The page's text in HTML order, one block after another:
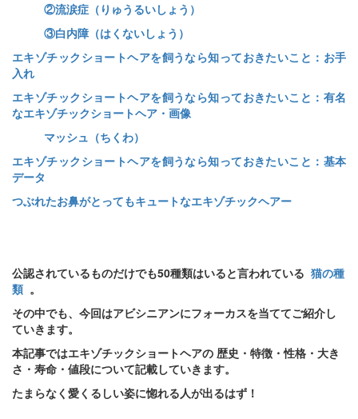
②流涙症（りゅうるいしょう）
③白内障（はくないしょう）
エキゾチックショートヘアを飼うなら知っておきたいこと：お手
入れ
エキゾチックショートヘアを飼うなら知っておきたいこと：有名
なエキゾチックショートヘア・画像
マッシュ（ちくわ）
エキゾチックショートヘアを飼うなら知っておきたいこと：基本
データ
つぶれたお鼻がとってもキュートなエキゾチックヘアー
公認されているものだけでも50種類はいると言われている 猫の種
類 。
その中でも、今回はアビシニアンにフォーカスを当ててご紹介し
ていきます。
本記事ではエキゾチックショートヘアの 歴史・特徴・性格・大き
さ・寿命・値段について記載していきます。
たまらなく愛くるしい姿に惚れる人が出るはず！